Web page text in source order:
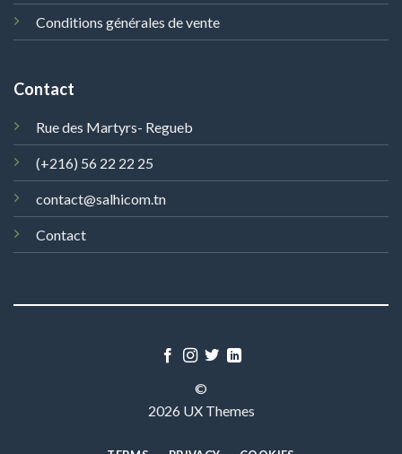
Conditions générales de vente
Contact
Rue des Martyrs- Regueb
(+216) 56 22 22 25
contact@salhicom.tn
Contact
©
2026 UX Themes